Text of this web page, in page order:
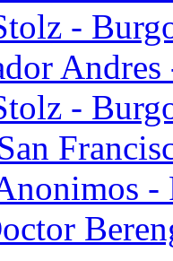
-
Andres
-